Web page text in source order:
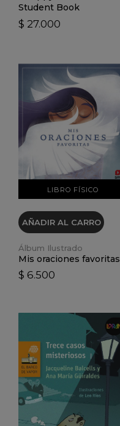
Student Book
$ 27.000
LIBRO FÍSICO
VER DETALLES
AÑADIR AL CARRO
Álbum Ilustrado
Mis oraciones favoritas
$ 6.500
VER DETALLES